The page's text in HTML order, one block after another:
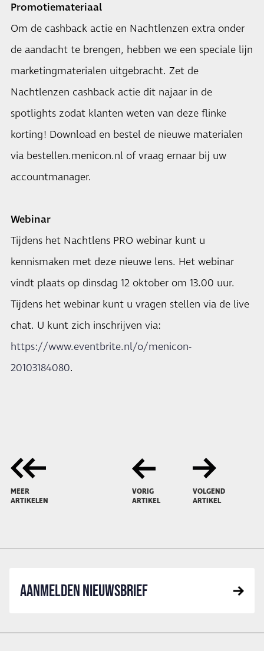
Promotiemateriaal
Om de cashback actie en Nachtlenzen extra onder
de aandacht te brengen, hebben we een speciale lijn
marketingmaterialen uitgebracht. Zet de
Nachtlenzen cashback actie dit najaar in de
spotlights zodat klanten weten van deze flinke
korting! Download en bestel de nieuwe materialen
via bestellen.menicon.nl of vraag ernaar bij uw
accountmanager.
Webinar
Tijdens het Nachtlens PRO webinar kunt u
kennismaken met deze nieuwe lens. Het webinar
vindt plaats op dinsdag 12 oktober om 13.00 uur.
Tijdens het webinar kunt u vragen stellen via de live
chat. U kunt zich inschrijven via:
https://www.eventbrite.nl/o/menicon-
20103184080.
MEER
ARTIKELEN
VORIG
ARTIKEL
VOLGEND
ARTIKEL
AANMELDEN NIEUWSBRIEF